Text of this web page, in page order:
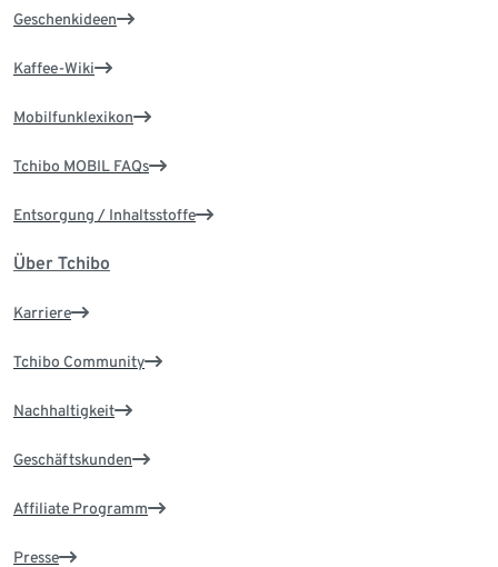
Geschenkideen
Kaffee-Wiki
Mobilfunklexikon
Tchibo MOBIL FAQs
Entsorgung / Inhaltsstoffe
Über Tchibo
Karriere
Tchibo Community
Nachhaltigkeit
Geschäftskunden
Affiliate Programm
Presse